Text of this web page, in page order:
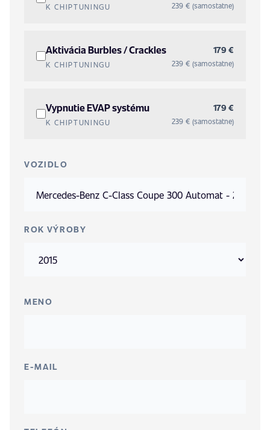
K CHIPTUNINGU 239 € (samostatne)
Aktivácia Burbles / Crackles
K CHIPTUNINGU
179 €
239 € (samostatne)
Vypnutie EVAP systému
K CHIPTUNINGU
179 €
239 € (samostatne)
VOZIDLO
ROK VÝROBY
MENO
E-MAIL